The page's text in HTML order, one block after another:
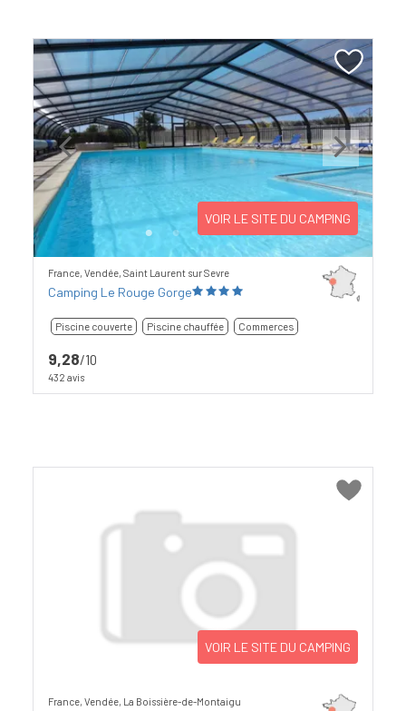
Previous Next
VOIR LE SITE DU CAMPING
France, Vendée, Saint Laurent sur Sevre
Camping Le Rouge Gorge
Piscine couverte Piscine chauffée Commerces
9,28/10
432 avis
VOIR LE SITE DU CAMPING
France, Vendée, La Boissière-de-Montaigu